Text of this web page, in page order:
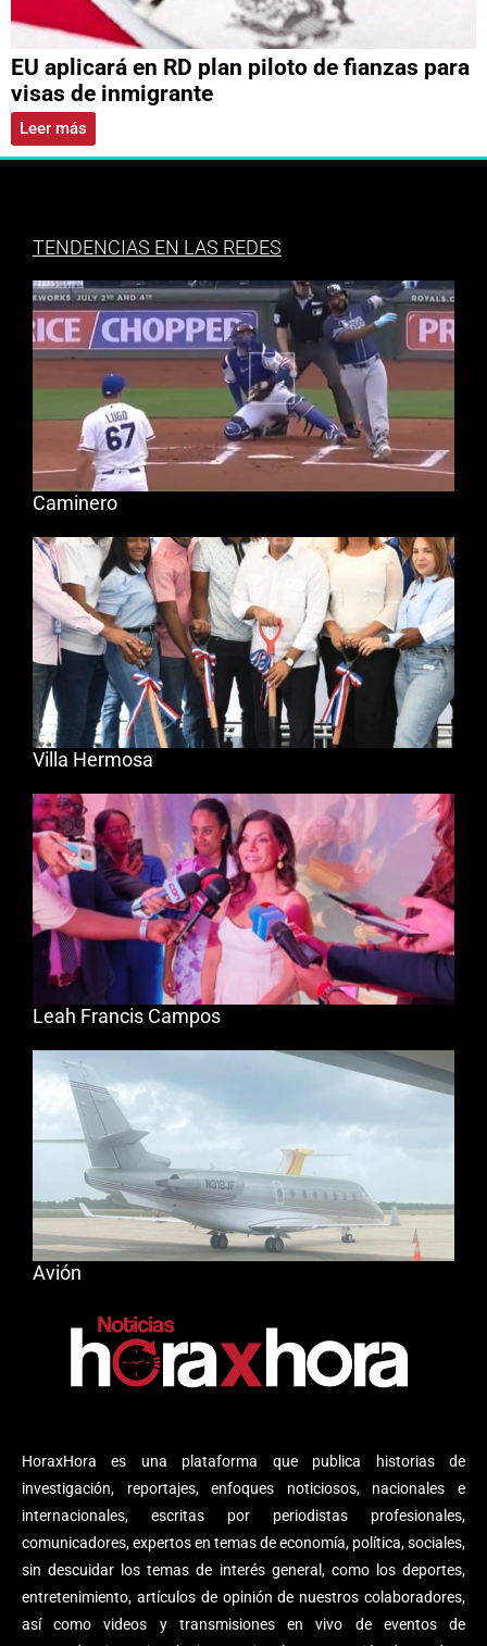
EU aplicará en RD plan piloto de fianzas para
visas de inmigrante
Leer más
HoraxHora es una plataforma que publica historias de
investigación, reportajes, enfoques noticiosos, nacionales e
internacionales, escritas por periodistas profesionales,
comunicadores, expertos en temas de economía, política, sociales,
sin descuidar los temas de interés general, como los deportes,
entretenimiento, artículos de opinión de nuestros colaboradores,
así como videos y transmisiones en vivo de eventos de
TENDENCIAS EN LAS REDES
Caminero
Villa Hermosa
Leah Francis Campos
Avión